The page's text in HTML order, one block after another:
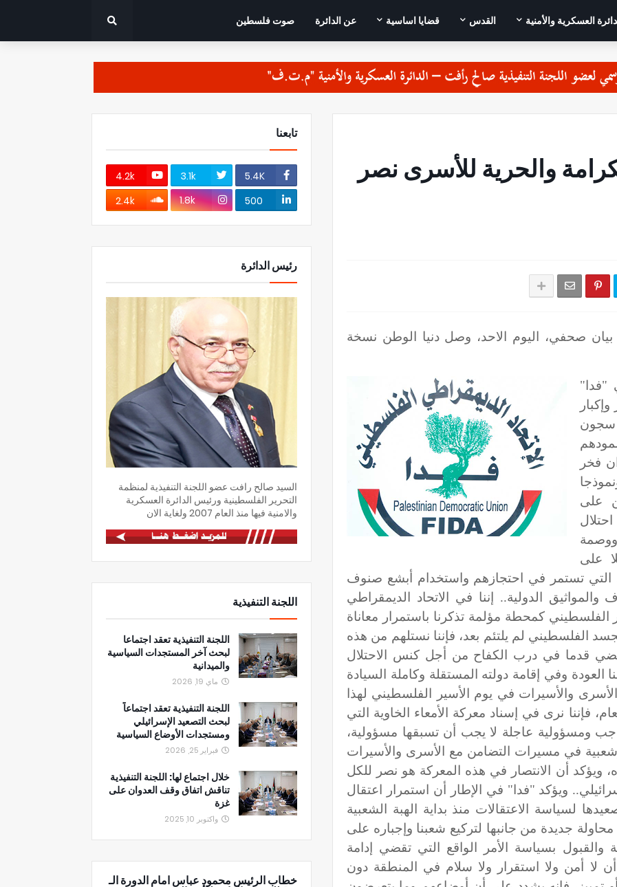
العسكرية والأمنية القدس قضايا اساسية عن الدائرة صوت فلسطين
والحرية للأسرى نصر
بيان صحفي، اليوم الاحد، وصل دنيا الوطن نسخة
"فدا"
سجون
فخر
على
ووصمة
على
تستمر في احتجازهم واستخدام أبشع صنوف
الدولية.. إننا في الاتحاد الديمقراطي
الفلسطيني كمحطة مؤلمة تذكرنا باستمرار معاناة
الفلسطيني لم يلتئم بعد، فإننا نستلهم من هذه
قدما في درب الكفاح من أجل كنس الاحتلال
وفي إقامة دولته المستقلة وكاملة السيادة
والأسيرات في يوم الأسير الفلسطيني لهذا
فإننا نرى في إسناد معركة الأمعاء الخاوية التي
ومسؤولية عاجلة لا يجب أن تسبقها مسؤولية،
في مسيرات التضامن مع الأسرى والأسيرات
ويؤكد أن الانتصار في هذه المعركة هو نصر للكل
ويؤكد "فدا" في الإطار أن استمرار اعتقال
وأسيرة، وتصعيدها لسياسة الاعتقالات منذ بداية الهبة الشعبية
في تشرين أول 2015، هي محاولة جديدة من جانبها لتركيع شعبنا وإجباره على
والقبول بسياسة الأمر الواقع التي تقضي إدامة
أن لا أمن ولا استقرار ولا سلام في المنطقة دون
تابعنا
5.4K
3.1k
4.2k
500
1.8k
2.4k
رئيس الدائرة
السيد صالح رافت عضو اللجنة التنفيذية لمنظمة
التحرير الفلسطينية ورئيس الدائرة العسكرية
والامنية فيها منذ العام 2007 ولغاية الان
اللجنة التنفيذية
اللجنة التنفيذية تعقد اجتماعا
لبحث آخر المستجدات السياسية
والميدانية
ماي 19, 2026
اللجنة التنفيذية تعقد اجتماعاً
لبحث التصعيد الإسرائيلي
ومستجدات الأوضاع السياسية
فبراير 25, 2026
خلال اجتماع لها: اللجنة التنفيذية
تناقش اتفاق وقف العدوان على
غزة
واكتوبر 10, 2025
خطاب الرئيس محمود عباس امام الدورة الـ